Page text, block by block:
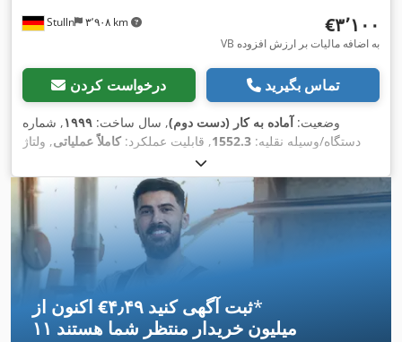
Stulln ۳٬۹۰۸ km ‎€۳٬۱۰۰
VB به اضافه مالیات بر ارزش افزوده
درخواست کردن تماس بگیرید
وضعیت:آماده به کار (دست دوم), سال ساخت: ۱۹۹۹, شماره
دستگاه/وسیله نقلیه: 1552.3, قابلیت عملکرد:کاملاً عملیاتی, ولتاژ
, ارتفاع کل:
میلی‌متر, طول کل:۲٬۷۰۰ میلی‌متر , عرض کل:۷۵۰ میلی‌متر
, وزن
اکنون از ‎€۴٫۴۹ ثبت آگهی کنید*
۱۱ میلیون خریدار منتظر شما هستند